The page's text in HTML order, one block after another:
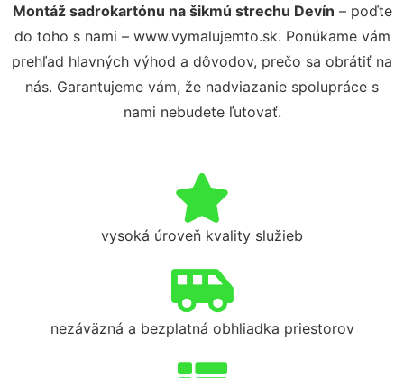
Montáž sadrokartónu na šikmú strechu Devín – poďte
do toho s nami – www.vymalujemto.sk. Ponúkame vám
prehľad hlavných výhod a dôvodov, prečo sa obrátiť na
nás. Garantujeme vám, že nadviazanie spolupráce s
nami nebudete ľutovať.
vysoká úroveň kvality služieb
nezáväzná a bezplatná obhliadka priestorov